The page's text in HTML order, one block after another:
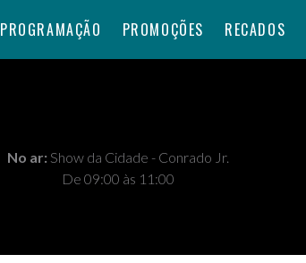
PROGRAMAÇÃO PROMOÇÕES RECADOS
No ar: Show da Cidade - Conrado Jr.
De 09:00 às 11:00